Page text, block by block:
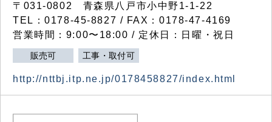
〒031-0802 青森県八戸市小中野1-1-22
TEL：0178-45-8827 / FAX：0178-47-4169
営業時間：9:00〜18:00 / 定休日：日曜・祝日
販売可 工事・取付可
http://nttbj.itp.ne.jp/0178458827/index.html